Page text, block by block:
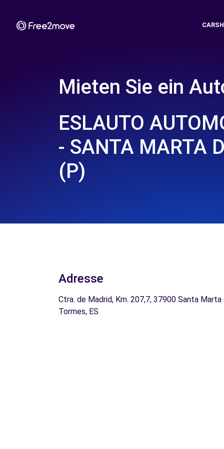
Mieten Sie ein
ESLAUTO
- SANTA MARTA
(P)
Adresse
Ctra. de Madrid, Km. 207,7, 37900 Santa Marta
Tormes, ES